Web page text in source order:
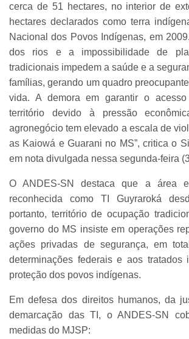
cerca de 51 hectares, no interior de
hectares declarados como terra
Nacional dos Povos Indígenas, em
dos rios e a impossibilidade de
tradicionais impedem a saúde e a
famílias, gerando um quadro
vida. A demora em garantir o
território devido à pressão
agronegócio tem elevado a escala de
as Kaiowá e Guarani no MS”, critica o
em nota divulgada nessa segunda-feira
O ANDES-SN destaca que a área
reconhecida como TI Guyraroká
portanto, território de ocupação
governo do MS insiste em operações
ações privadas de segurança, em
determinações federais e aos tratados
proteção dos povos indígenas.
Em defesa dos direitos humanos, da
demarcação das TI, o ANDES-SN
medidas do MJSP: